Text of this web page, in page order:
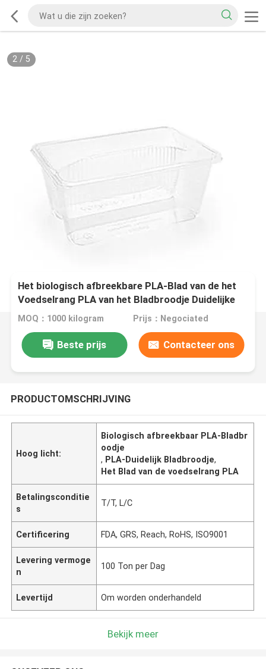
2/ 5
Het biologisch afbreekbare PLA-Blad van de het
Voedselrang PLA van het Bladbroodje Duidelijke
voor Dienbladen
MOQ：1000 kilogram Prijs：Negociated
Beste prijs Contacteer ons
PRODUCTOMSCHRIJVING
Hoog licht:
Biologisch afbreekbaar PLA-Bladbr
oodje
, PLA-Duidelijk Bladbroodje,
Het Blad van de voedselrang PLA
Betalingsconditie
s
T/T, L/C
Certificering FDA, GRS, Reach, RoHS, ISO9001
Levering vermoge
n
100 Ton per Dag
Levertijd Om worden onderhandeld
Bekijk meer